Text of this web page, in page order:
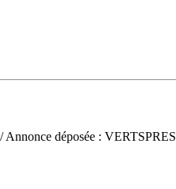
/ Annonce déposée : VERTSPRES